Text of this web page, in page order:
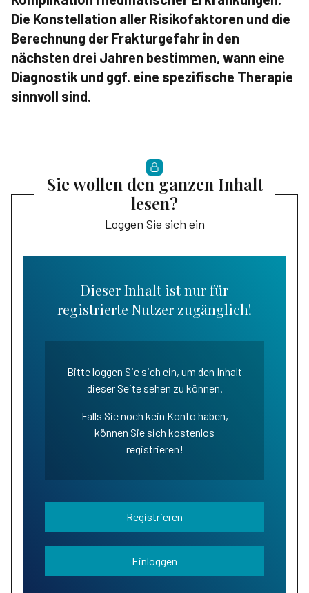
Die Konstellation aller Risikofaktoren und die
Berechnung der Frakturgefahr in den
nächsten drei Jahren bestimmen, wann eine
Diagnostik und ggf. eine spezifische Therapie
sinnvoll sind.
Sie wollen den ganzen Inhalt
lesen?
Loggen Sie sich ein
Dieser Inhalt ist nur für
registrierte Nutzer zugänglich!
Bitte loggen Sie sich ein, um den Inhalt
dieser Seite sehen zu können.
Falls Sie noch kein Konto haben,
können Sie sich kostenlos
registrieren!
Registrieren
Einloggen